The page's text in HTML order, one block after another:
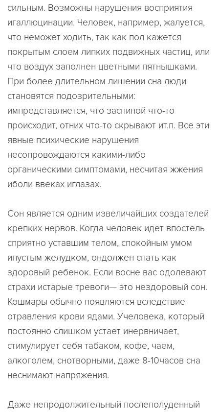
сильным. Возможны нарушения восприятия
игаллюцинации. Человек, например, жалуется,
что неможет ходить, так как пол кажется
покрытым слоем липких подвижных частиц, или
что воздух заполнен цветными пятнышками.
При более длительном лишении сна люди
становятся подозрительными:
импредставляется, что заспиной что-то
происходит, отних что-то скрывают ит.п. Все эти
явные психические нарушения
несопровождаются какими-либо
органическими симптомами, несчитая жжения
иболи ввеках иглазах.
Сон является одним извеличайших создателей
крепких нервов. Когда человек идет впостель
сприятно уставшим телом, спокойным умом
ипустым желудком, ондолжен спать как
здоровый ребенок. Если восне вас одолевают
страхи истарые тревоги— это нездоровый сон.
Кошмары обычно появляются вследствие
отравления крови ядами. Учеловека, который
постоянно слишком устает инервничает,
стимулирует себя табаком, кофе, чаем,
алкоголем, снотворными, даже 8-10часов сна
неснимают напряжения.
Даже непродолжительный послеполуденный